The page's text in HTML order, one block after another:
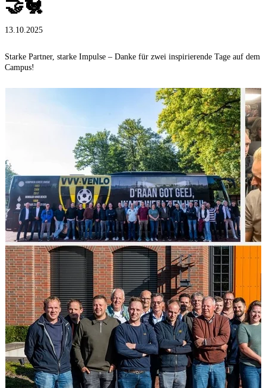
🤝🐔
13.10.2025
Starke Partner, starke Impulse – Danke für zwei inspirierende Tage auf dem
Campus!